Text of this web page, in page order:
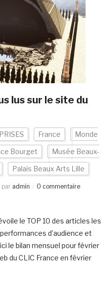
lus sur le site du
France Monde
Bourget Musée Beaux-
Palais Beaux Arts Lille
par admin 0 commentaire
le TOP 10 des articles les
d’audience et
le bilan mensuel pour février
du CLIC France en février